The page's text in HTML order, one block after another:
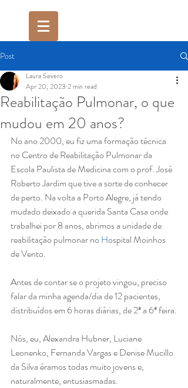
Post
Reabilitação Pulmonar, o que
mudou em 20 anos?
Laura Severo
Apr 20, 2023 2 min read
No ano 2000, eu fiz uma formação técnica
no Centro de Reabilitação Pulmonar da
Escola Paulista de Medicina com o prof. José
Roberto Jardim que tive a sorte de conhecer
de perto. Na volta a Porto Alegre, já tendo
mudado deixado a querida Santa Casa onde
trabalhei por 8 anos, abrimos a unidade de
reabilitação pulmonar no Hospital Moinhos
de Vento.
Antes de contar se o projeto vingou, preciso
falar da minha agenda/dia de 12 pacientes,
distribuídos em 6 horas diárias, de 2ª a 6ª feira.
Nós, eu, Alexandra Hubner, Luciane
Leonenko, Fernanda Vargas e Denise Mucillo
da Silva éramos todas muito jovens e,
naturalmente, entusiasmadas.